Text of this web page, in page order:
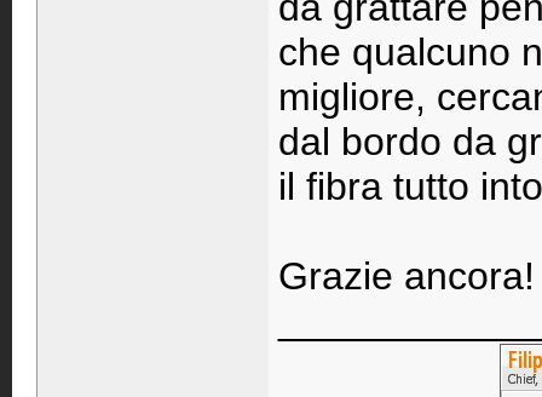
che qualcuno
migliore,
dal bordo da
il fibra tutto
Grazie ancora!